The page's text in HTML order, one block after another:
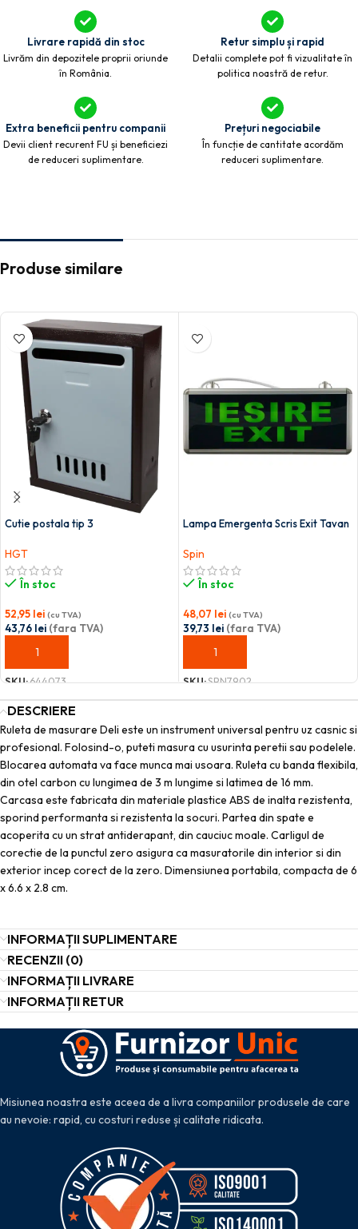
Livrare rapidă din stoc
Livrăm din depozitele proprii oriunde
în România.
Retur simplu și rapid
Detalii complete pot fi vizualitate în
politica noastră de retur.
Extra beneficii pentru companii
Devii client recurent FU și beneficiezi
de reduceri suplimentare.
Prețuri negociabile
În funcție de cantitate acordăm
reduceri suplimentare.
Produse similare
Cutie postala tip 3
HGT
În stoc
52,95 lei (cu TVA)
43,76 lei (fara TVA)
ADAUGĂ ÎN COȘ
SKU:644073
Lampa Emergenta Scris Exit Tavan
Spin
În stoc
48,07 lei (cu TVA)
39,73 lei (fara TVA)
ADAUGĂ ÎN COȘ
SKU:SPN7902
DESCRIERE
Ruleta de masurare Deli este un instrument universal pentru uz casnic si
profesional. Folosind-o, puteti masura cu usurinta peretii sau podelele.
Blocarea automata va face munca mai usoara. Ruleta cu banda flexibila,
din otel carbon cu lungimea de 3 m lungime si latimea de 16 mm.
Carcasa este fabricata din materiale plastice ABS de inalta rezistenta,
sporind performanta si rezistenta la socuri. Partea din spate e
acoperita cu un strat antiderapant, din cauciuc moale. Carligul de
corectie de la punctul zero asigura ca masuratorile din interior si din
exterior incep corect de la zero. Dimensiunea portabila, compacta de 6
x 6.6 x 2.8 cm.
INFORMAȚII SUPLIMENTARE
RECENZII (0)
INFORMAȚII LIVRARE
INFORMAȚII RETUR
Misiunea noastra este aceea de a livra companiilor produsele de care
au nevoie: rapid, cu costuri reduse și calitate ridicata.